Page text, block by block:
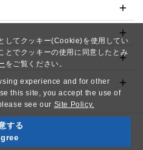
してクッキー(Cookie)を使用してい
とでクッキーの使用に同意したとみ
をご覧ください。
experience and for other
this site, you accept the use of
see our Site Policy.
するAll Rights Reserved.